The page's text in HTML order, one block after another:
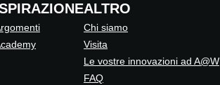
ALTRO
Chi siamo
Visita
Le vostre innovazioni ad A@W
FAQ